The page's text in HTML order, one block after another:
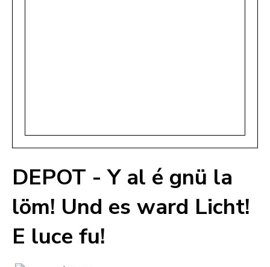
DEPOT - Y al é gnü la
löm! Und es ward Licht!
E luce fu!